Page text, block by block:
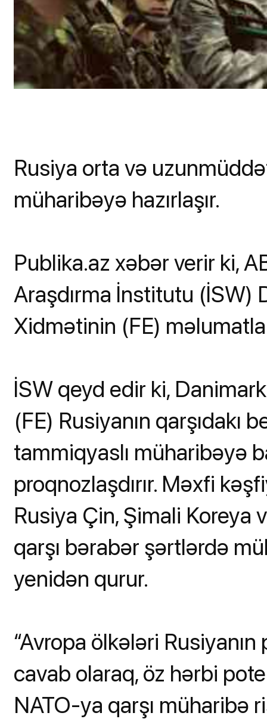
Rusiya orta və
müharibəyə hazırlaşır.
Publika.az xəbər verir ki,
Araşdırma İnstitutu
Xidmətinin (FE)
İSW qeyd edir ki,
(FE) Rusiyanın qarşıdakı
tammiqyaslı müharibəyə
proqnozlaşdırır. Məxfi
Rusiya Çin, Şimali Koreya
qarşı bərabər şərtlərdə
yenidən qurur.
“Avropa ölkələri
cavab olaraq, öz hərbi
NATO-ya qarşı müharibə